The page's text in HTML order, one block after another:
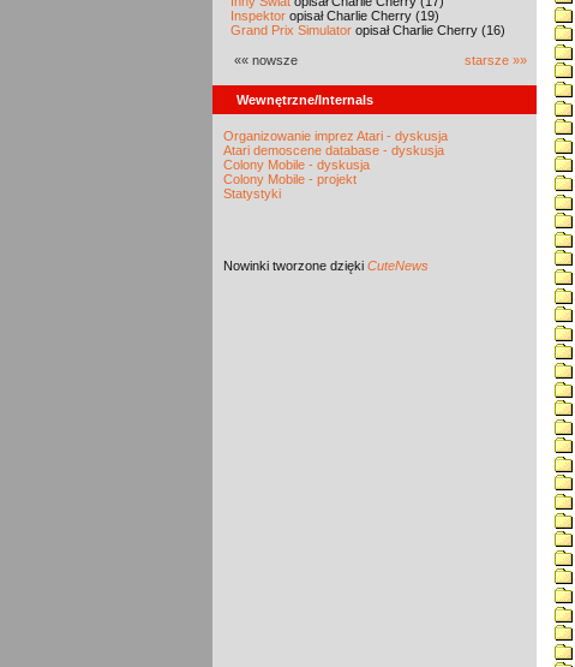
Inspektor opisał Charlie Cherry (19)
Grand Prix Simulator opisał Charlie Cherry (16)
«« nowsze starsze »»
Wewnętrzne/Internals
Organizowanie imprez Atari - dyskusja
Atari demoscene database - dyskusja
Colony Mobile - dyskusja
Colony Mobile - projekt
Statystyki
Nowinki tworzone dzięki CuteNews